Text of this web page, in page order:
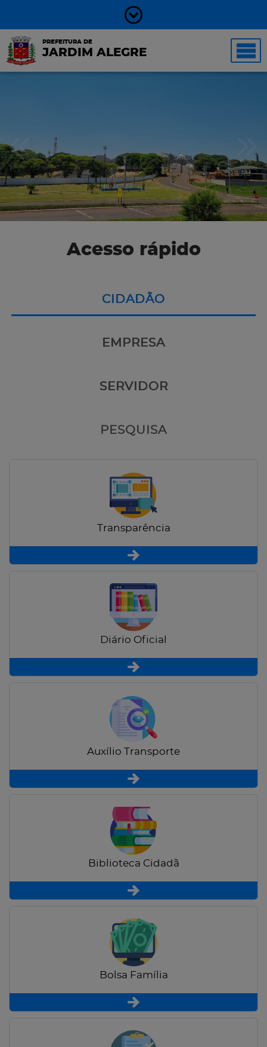
PREFEITURA DE
JARDIM ALEGRE
Acesso rápido
CIDADÃO
EMPRESA
SERVIDOR
PESQUISA
Transparência
Diário Oficial
Auxílio Transporte
Biblioteca Cidadã
Bolsa Família